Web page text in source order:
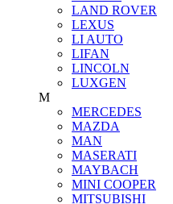
LAND ROVER
LEXUS
LI AUTO
LIFAN
LINCOLN
LUXGEN
M
MERCEDES
MAZDA
MAN
MASERATI
MAYBACH
MINI COOPER
MITSUBISHI